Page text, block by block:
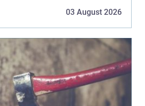
03 August 2026